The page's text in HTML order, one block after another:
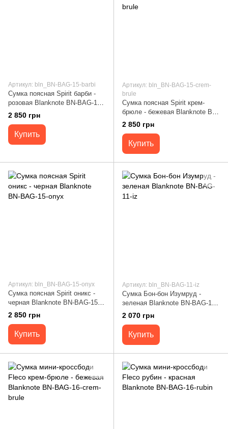
Артикул: bln_BN-BAG-15-barbi
Сумка поясная Spirit барби -
розовая Blanknote BN-BAG-15-
barbi
2 850 грн
Купить
Артикул: bln_BN-BAG-15-crem-
brule
Сумка поясная Spirit крем-
брюле - бежевая Blanknote BN-
BAG-15-crem-brule
2 850 грн
Купить
Артикул: bln_BN-BAG-15-onyx
Сумка поясная Spirit оникс -
черная Blanknote BN-BAG-15-
onyx
2 850 грн
Купить
Артикул: bln_BN-BAG-11-iz
Сумка Бон-бон Изумруд -
зеленая Blanknote BN-BAG-11-
iz
2 070 грн
Купить